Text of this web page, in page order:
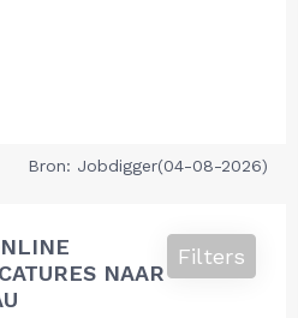
Bron: Jobdigger(04-08-2026)
NAAR
Filters